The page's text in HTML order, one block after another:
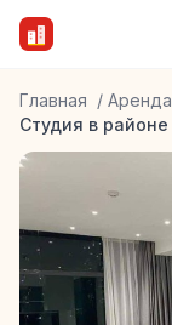
Главная / Аренда